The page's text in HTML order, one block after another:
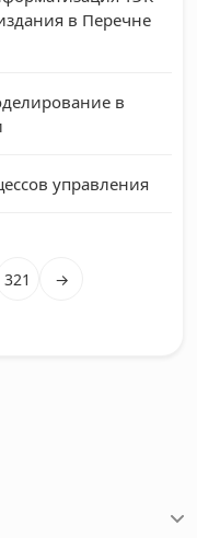
в Перечне
в
управления
321 →